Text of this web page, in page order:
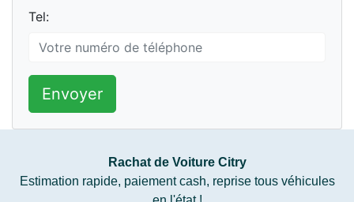
Tel:
Envoyer
Rachat de Voiture Citry
Estimation rapide, paiement cash, reprise tous véhicules